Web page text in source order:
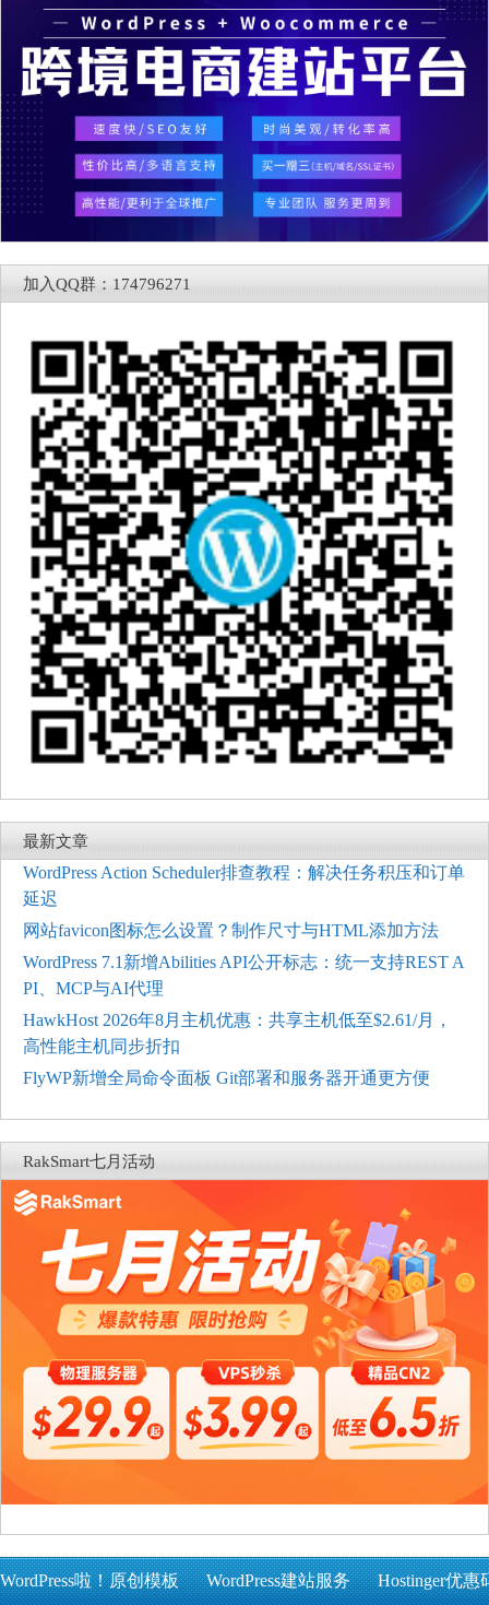
加入QQ群：174796271
最新文章
WordPress Action Scheduler排查教程：解决任务积压和订单
延迟
网站favicon图标怎么设置？制作尺寸与HTML添加方法
WordPress 7.1新增Abilities API公开标志：统一支持REST A
PI、MCP与AI代理
HawkHost 2026年8月主机优惠：共享主机低至$2.61/月，
高性能主机同步折扣
FlyWP新增全局命令面板 Git部署和服务器开通更方便
RakSmart七月活动
WordPress啦！原创模板 WordPress建站服务 Hostinger优惠